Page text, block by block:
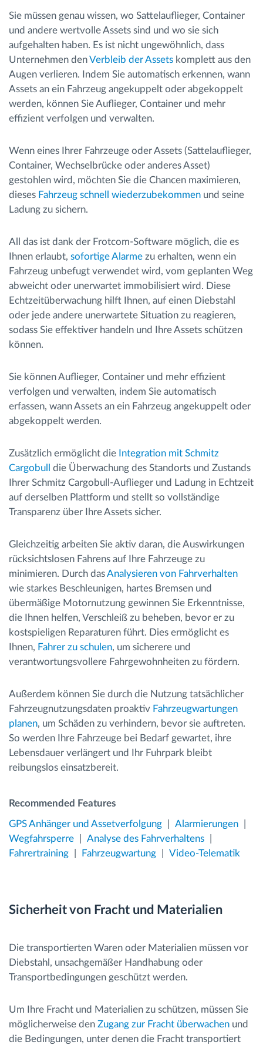
Sie müssen genau wissen, wo Sattelauflieger, Container
und andere wertvolle Assets sind und wo sie sich
aufgehalten haben. Es ist nicht ungewöhnlich, dass
Unternehmen denVerbleib der Assets komplett aus den
Augen verlieren. Indem Sie automatisch erkennen, wann
Assets an ein Fahrzeug angekuppelt oder abgekoppelt
werden, können Sie Auflieger, Container und mehr
effizient verfolgen und verwalten.
Wenn eines Ihrer Fahrzeuge oder Assets (Sattelauflieger,
Container, Wechselbrücke oder anderes Asset)
gestohlen wird, möchten Sie die Chancen maximieren,
dieses Fahrzeug schnell wiederzubekommen und seine
Ladung zu sichern.
All das ist dank der Frotcom-Software möglich, die es
Ihnen erlaubt, sofortige Alarme zu erhalten, wenn ein
Fahrzeug unbefugt verwendet wird, vom geplanten Weg
abweicht oder unerwartet immobilisiert wird. Diese
Echtzeitüberwachung hilft Ihnen, auf einen Diebstahl
oder jede andere unerwartete Situation zu reagieren,
sodass Sie effektiver handeln und Ihre Assets schützen
können.
Sie können Auflieger, Container und mehr effizient
verfolgen und verwalten, indem Sie automatisch
erfassen, wann Assets an ein Fahrzeug angekuppelt oder
abgekoppelt werden.
Zusätzlich ermöglicht die Integration mit Schmitz
Cargobull
die Überwachung des Standorts und Zustands
Ihrer Schmitz Cargobull-Auflieger und Ladung in Echtzeit
auf derselben Plattform und stellt so vollständige
Transparenz über Ihre Assets sicher.
Gleichzeitig arbeiten Sie aktiv daran, die Auswirkungen
rücksichtslosen Fahrens auf Ihre Fahrzeuge zu
minimieren. Durch dasAnalysieren von Fahrverhalten
wie starkes Beschleunigen, hartes Bremsen und
übermäßige Motornutzung gewinnen Sie Erkenntnisse,
die Ihnen helfen, Verschleiß zu beheben, bevor er zu
kostspieligen Reparaturen führt. Dies ermöglicht es
Ihnen, Fahrer zu schulen, um sicherere und
verantwortungsvollere Fahrgewohnheiten zu fördern.
Außerdem können Sie durch die Nutzung tatsächlicher
Fahrzeugnutzungsdaten proaktiv Fahrzeugwartungen
planen, um Schäden zu verhindern, bevor sie auftreten.
So werden Ihre Fahrzeuge bei Bedarf gewartet, ihre
Lebensdauer verlängert und Ihr Fuhrpark bleibt
reibungslos einsatzbereit.
Recommended Features
GPS Anhänger und Assetverfolgung
Alarmierungen
Wegfahrsperre
Analyse des Fahrverhaltens
Fahrertraining
Fahrzeugwartung Video-Telematik
Sicherheit von Fracht und Materialien
Die transportierten Waren oder Materialien müssen vor
Diebstahl, unsachgemäßer Handhabung oder
Transportbedingungen geschützt werden.
Um Ihre Fracht und Materialien zu schützen, müssen Sie
möglicherweise den Zugang zur Fracht überwachen und
die Bedingungen, unter denen die Fracht transportiert